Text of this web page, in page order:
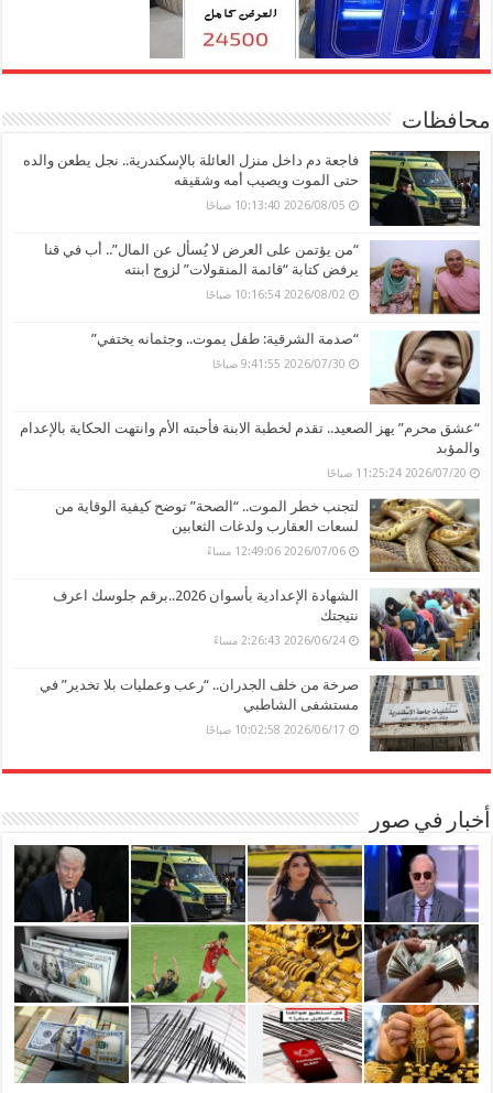
محافظات
فاجعة دم داخل منزل العائلة بالإسكندرية.. نجل يطعن والده
حتى الموت ويصيب أمه وشقيقه
2026/08/05 10:13:40 صباحًا
“من يؤتمن على العرض لا يُسأل عن المال”.. أب في قنا
يرفض كتابة “قائمة المنقولات” لزوج ابنته
2026/08/02 10:16:54 صباحًا
“صدمة الشرقية: طفل يموت.. وجثمانه يختفي”
2026/07/30 9:41:55 صباحًا
“عشق محرم” يهز الصعيد.. تقدم لخطبة الابنة فأحبته الأم وانتهت الحكاية بالإعدام
والمؤبد
2026/07/20 11:25:24 صباحًا
لتجنب خطر الموت.. “الصحة” توضح كيفية الوقاية من
لسعات العقارب ولدغات الثعابين
2026/07/06 12:49:06 مساءً
الشهادة الإعدادية بأسوان 2026..برقم جلوسك اعرف
نتيجتك
2026/06/24 2:26:43 مساءً
صرخة من خلف الجدران.. “رعب وعمليات بلا تخدير” في
مستشفى الشاطبي
2026/06/17 10:02:58 صباحًا
أخبار في صور